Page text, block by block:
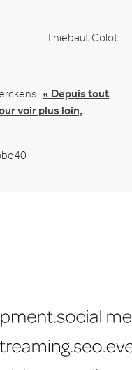
Thiebaut Colot
: « Depuis tout
voir plus loin,